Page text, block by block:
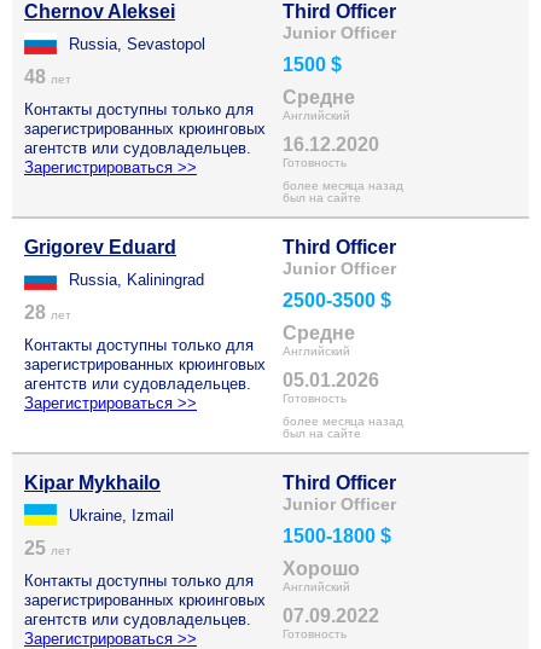
Chernov Aleksei
Russia, Sevastopol
48 лет
Контакты доступны только для
зарегистрированных крюинговых
агентств или судовладельцев.
Зарегистрироваться >>
Third Officer
Junior Officer
1500 $
Средне
Английский
16.12.2020
Готовность
более месяца назад
был на сайте
Grigorev Eduard
Russia, Kaliningrad
28 лет
Контакты доступны только для
зарегистрированных крюинговых
агентств или судовладельцев.
Зарегистрироваться >>
Third Officer
Junior Officer
2500-3500 $
Средне
Английский
05.01.2026
Готовность
более месяца назад
был на сайте
Kipar Mykhailo
Ukraine, Izmail
25 лет
Контакты доступны только для
зарегистрированных крюинговых
агентств или судовладельцев.
Зарегистрироваться >>
Third Officer
Junior Officer
1500-1800 $
Хорошо
Английский
07.09.2022
Готовность